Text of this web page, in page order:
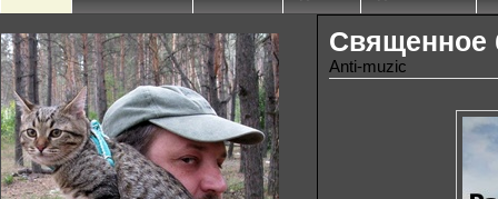
Священное
Anti-muzic